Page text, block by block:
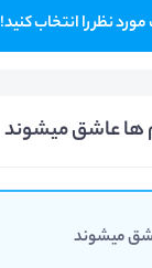
نظر را انتخاب کنید!
ها عاشق میشوند
میشوند